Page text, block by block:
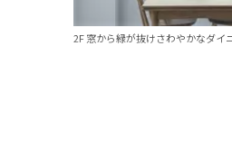
2F 窓から緑が抜けさわやかなダイ